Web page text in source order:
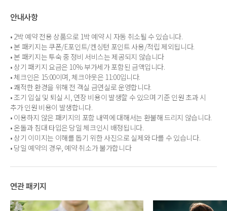
안내사항
• 2박 예약 전용 상품으로 1박 예약 시 자동 취소될 수 있습니다.
• 본 패키지는 쿠폰/E포인트/켄싱턴 포인트 사용/적립 제외됩니다.
• 본 패키지는 투숙 중 정비 서비스는 제공되지 않습니다
• 상기 패키지 요금은 10% 부가세가 포함된 금액입니다.
• 체크인은 15:00이며, 체크아웃은 11:00입니다.
• 쾌적한 환경을 위해 전 객실 금연실로 운영합니다.
• 조기 입실 및 퇴실 시, 연장 비용이 발생할 수 있으며 기준 인원 초과 시
추가 인원 비용이 발생합니다.
• 이용하지 않은 패키지의 포함 내역에 대해서는 환불해 드리지 않습니다.
• 온돌과 침대 타입은 당일 체크인시 배정됩니다.
• 상기 이미지는 이해를 돕기 위한 사진으로 실제와 다를 수 있습니다.
• 당일 예약의 경우, 예약 취소가 불가합니다
연관 패키지